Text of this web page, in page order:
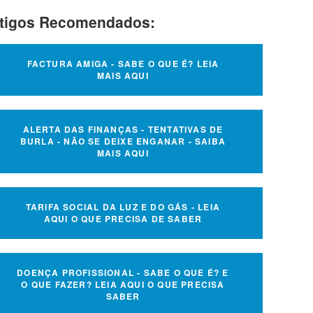
Recomendados:
FACTURA AMIGA - SABE O QUE É? LEIA
MAIS AQUI
ALERTA DAS FINANÇAS - TENTATIVAS DE
BURLA - NÃO SE DEIXE ENGANAR - SAIBA
MAIS AQUI
TARIFA SOCIAL DA LUZ E DO GÁS - LEIA
AQUI O QUE PRECISA DE SABER
DOENÇA PROFISSIONAL - SABE O QUE É? E
O QUE FAZER? LEIA AQUI O QUE PRECISA
SABER